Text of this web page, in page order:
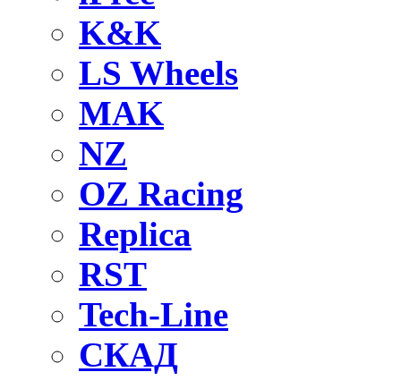
K&K
LS Wheels
MAK
NZ
OZ Raсing
Replica
RST
Tech-Line
СКАД